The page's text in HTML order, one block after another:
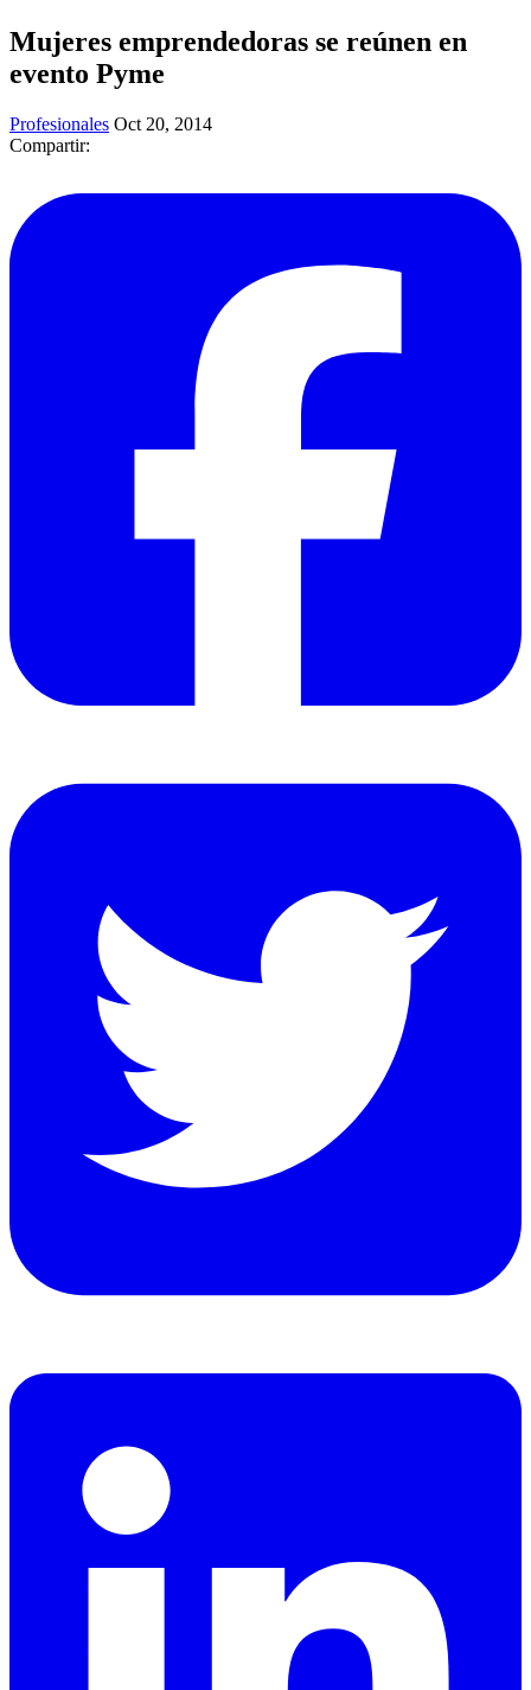
Mujeres emprendedoras se reúnen en
evento Pyme
Profesionales Oct 20, 2014
Compartir: